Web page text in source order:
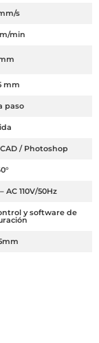
s
min
mm
paso
/ Photoshop
AC 110V/50Hz
y software de